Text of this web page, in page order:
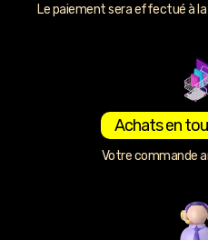
Le paiement sera effectué à
Achats en
Votre commande